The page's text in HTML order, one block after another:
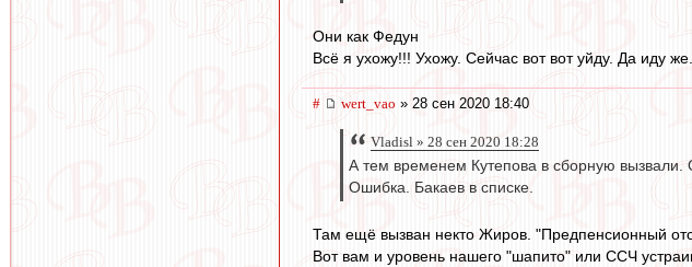
Они как Федун
Всё я ухожу!!! Ухожу. Сейчас вот вот уйду. Да иду
# wert_vao » 28 сен 2020 18:40
Vladisl » 28 сен 2020 18:28
А тем временем Кутепова в сборную вызвали.
Ошибка. Бакаев в списке.
Там ещё вызван некто Жиров. "Предпенсионный
Вот вам и уровень нашего "шапито" или ССЧ